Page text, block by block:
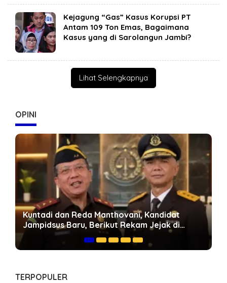
Kejagung “Gas” Kasus Korupsi PT
Antam 109 Ton Emas, Bagaimana
Kasus yang di Sarolangun Jambi?
Lihat Selengkapnya
OPINI
Geopolitik Energi Dunia dan Peluang Jambi:
Mengapa Jalan Khusus Batubara Harus
Dipercepat
TERPOPULER